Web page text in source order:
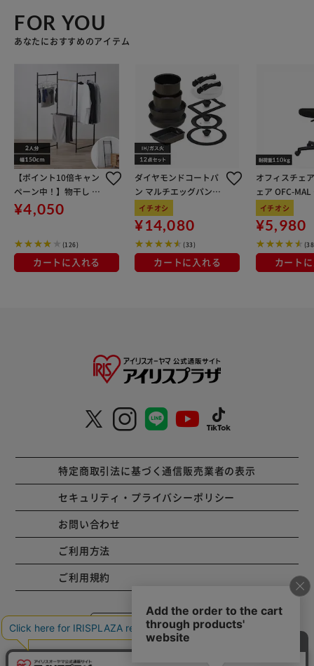
FOR YOU
あなたにおすすめのアイテム
【ポイント10倍キャン
ペーン中！】物干し 室
内用 折りたたみ式 3連
OTM-150R ブラック 一
¥4,050
(126)
カートに入れる
ダイヤモンドコートパ
ン マルチエッグパン入
り 12点セット IHガス
火対応 MEGI-12S ブラ
ウンメタリック
イチオシ
¥14,080
(33)
カートに入れる
オフィスチェ
ェア OFC-
ン
イチオシ
¥5,980
カート
特定商取引法に基づく通信販売業者の表示
セキュリティ・プライバシーポリシー
お問い合わせ
ご利用方法
ご利用規約
コーポレートサイト